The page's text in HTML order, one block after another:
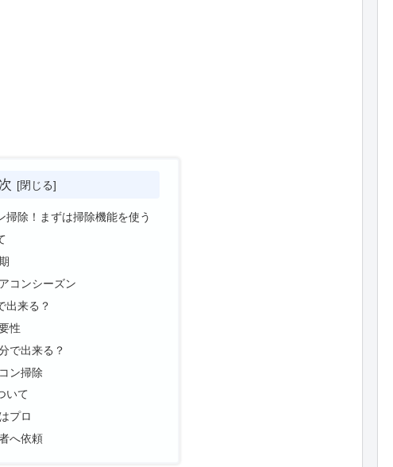
掃除！まずは掃除機能を使う
コンシーズン
出来る？
性
で出来る？
ン掃除
いて
プロ
へ依頼